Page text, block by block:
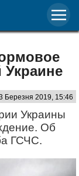
Украине
Березня 2019, 15:46
Украины
Об
ГСЧС.